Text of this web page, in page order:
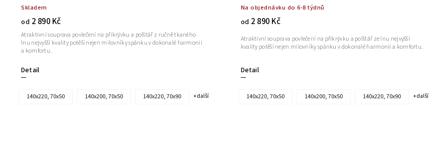
Skladem
od 2 890 Kč
Detail
Atraktivní souprava povlečení na přikrývku a polštář z ručně tkaného
lnu nejvyšší kvality potěší nejen milovníky spánku v dokonalé harmonii
a komfortu.
140x220, 70x50 140x200, 70x50 140x220, 70x90 + další
Na objednávku do 6-8 týdnů
od 2 890 Kč
Detail
Atraktivní souprava povlečení na přikrývku a polštář ze lnu nejvyšší
kvality potěší nejen milovníky spánku v dokonalé harmonii a komfortu.
140x220, 70x50 140x200, 70x50 140x220, 70x90 + další